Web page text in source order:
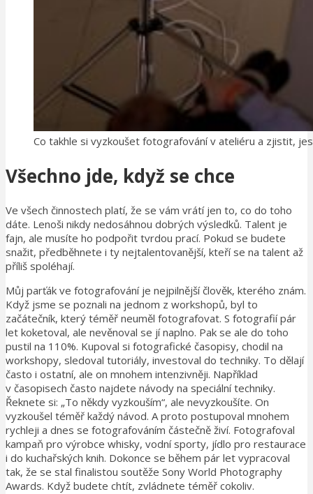
Co takhle si vyzkoušet fotografování v ateliéru a zjistit,
Všechno jde, když se chce
Ve všech činnostech platí, že se vám vrátí jen to, co do toho
dáte. Lenoši nikdy nedosáhnou dobrých výsledků. Talent je
fajn, ale musíte ho podpořit tvrdou prací. Pokud se budete
snažit, předběhnete i ty nejtalentovanější, kteří se na talent až
příliš spoléhají.
Můj parťák ve fotografování je nejpilnější člověk, kterého znám.
Když jsme se poznali na jednom z workshopů, byl to
začátečník, který téměř neuměl fotografovat. S fotografií pár
let koketoval, ale nevěnoval se jí naplno. Pak se ale do toho
pustil na 110%. Kupoval si fotografické časopisy, chodil na
workshopy, sledoval tutoriály, investoval do techniky. To dělají
často i ostatní, ale on mnohem intenzivněji. Například
v časopisech často najdete návody na speciální techniky.
Řeknete si: „To někdy vyzkouším“, ale nevyzkoušíte. On
vyzkoušel téměř každý návod. A proto postupoval mnohem
rychleji a dnes se fotografováním částečně živí. Fotografoval
kampaň pro výrobce whisky, vodní sporty, jídlo pro restaurace
i do kuchařských knih. Dokonce se během pár let vypracoval
tak, že se stal finalistou soutěže Sony World Photography
Awards. Když budete chtít, zvládnete téměř cokoliv.